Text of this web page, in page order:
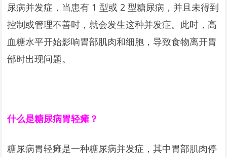
尿病并发症，当患有 1 型或 2 型糖尿病，并且未得到
控制或管理不善时，就会发生这种并发症。此时，高
血糖水平开始影响胃部肌肉和细胞，导致食物离开胃
部时出现问题。
什么是糖尿病胃轻瘫？
糖尿病胃轻瘫是一种糖尿病并发症，其中胃部肌肉停